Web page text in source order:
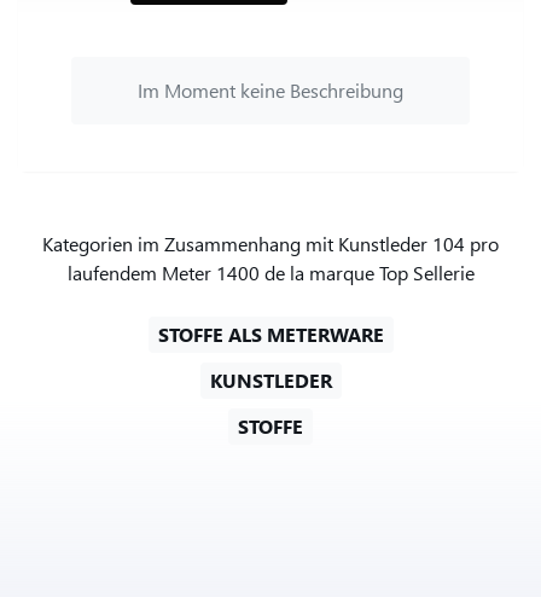
Im Moment keine Beschreibung
Kategorien im Zusammenhang mit Kunstleder 104 pro
laufendem Meter 1400 de la marque Top Sellerie
STOFFE ALS METERWARE
KUNSTLEDER
STOFFE